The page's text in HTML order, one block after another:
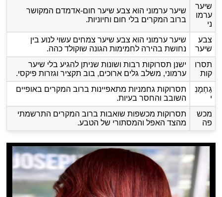
שיער
ערמו
ני
שיער ערמוני הוא צבע שיער חום-אדמדם המקושר
ברוב המקרים בלי חום וחיוניות.
צבע
שיער
שיער ערמוני הוא צבע שיער צמחים עשוי לנוע בין
נחושת בהירה לחמימות הגונה שוקולד כהה.
תסרו
קות
ישנן תסרוקות רבות ושונות שניתן להגיע בלי שיער
ערמוני, משלב גלים ארוכים, בוב תקציר וגזרות פיקסי.
גַחְמָנִ
י
תסרוקות גחמניות מתאפיינות ברוב המקרים באופיים
השובב והחסר בעיות.
מכש
פה
תסרוקות מכשפות שואבות ברוב המקרים התרשמתי
מהצד האפל והמסתורי של הטבע.